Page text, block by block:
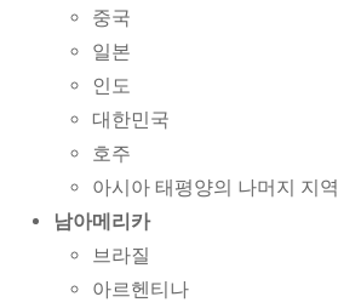
중국
일본
인도
대한민국
호주
아시아 태평양의 나머지 지역
남아메리카
브라질
아르헨티나